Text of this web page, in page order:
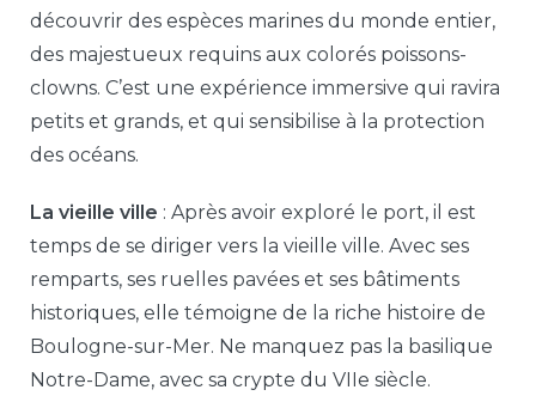
découvrir des espèces marines du monde entier,
des majestueux requins aux colorés poissons-
clowns. C’est une expérience immersive qui ravira
petits et grands, et qui sensibilise à la protection
des océans.
La vieille ville : Après avoir exploré le port, il est
temps de se diriger vers la vieille ville. Avec ses
remparts, ses ruelles pavées et ses bâtiments
historiques, elle témoigne de la riche histoire de
Boulogne-sur-Mer. Ne manquez pas la basilique
Notre-Dame, avec sa crypte du VIIe siècle.